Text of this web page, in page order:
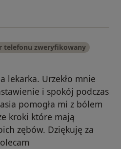
telefonu zweryfikowany
lekarka. Urzekło mnie
i spokój podczas
pomogła mi z bólem
kroki które mają
zębów. Dziękuję za